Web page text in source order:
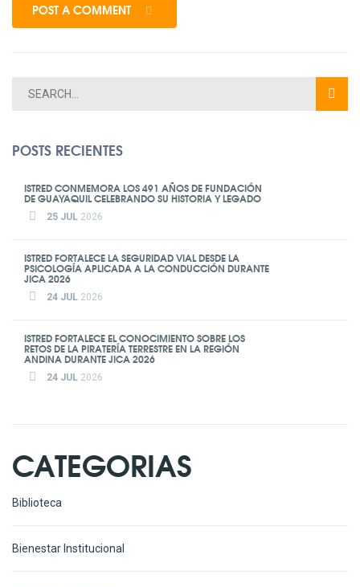
POST A COMMENT
POSTS RECIENTES
ISTRED CONMEMORA LOS 491 AÑOS DE FUNDACIÓN
DE GUAYAQUIL CELEBRANDO SU HISTORIA Y LEGADO
25 JUL 2026
ISTRED FORTALECE LA SEGURIDAD VIAL DESDE LA
PSICOLOGÍA APLICADA A LA CONDUCCIÓN DURANTE
JICA 2026
24 JUL 2026
ISTRED FORTALECE EL CONOCIMIENTO SOBRE LOS
RETOS DE LA PIRATERÍA TERRESTRE EN LA REGIÓN
ANDINA DURANTE JICA 2026
24 JUL 2026
CATEGORIAS
Biblioteca
Bienestar Institucional